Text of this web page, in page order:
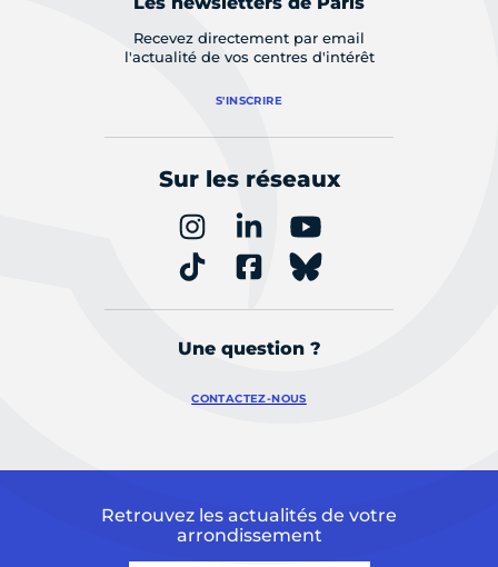
Recevez directement par email
l'actualité de vos centres d'intérêt
S'INSCRIRE
Sur les réseaux
Une question ?
CONTACTEZ-NOUS
Retrouvez les actualités de votre
arrondissement